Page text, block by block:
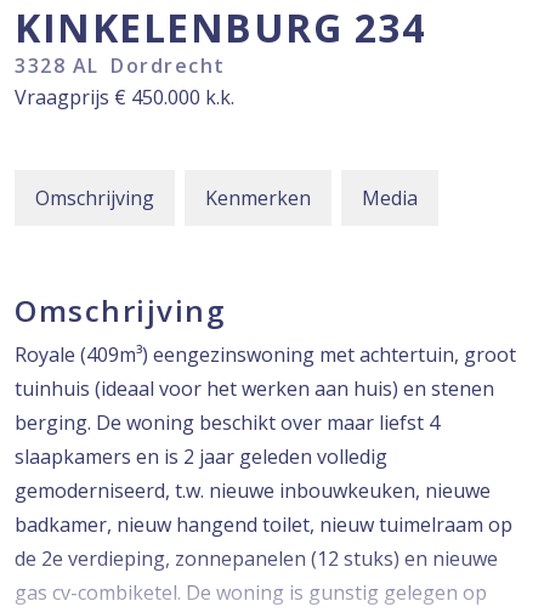
KINKELENBURG 234
3328 AL Dordrecht
Vraagprijs € 450.000 k.k.
Omschrijving Kenmerken Media
Omschrijving
Royale (409m³) eengezinswoning met achtertuin, groot
tuinhuis (ideaal voor het werken aan huis) en stenen
berging. De woning beschikt over maar liefst 4
slaapkamers en is 2 jaar geleden volledig
gemoderniseerd, t.w. nieuwe inbouwkeuken, nieuwe
badkamer, nieuw hangend toilet, nieuw tuimelraam op
de 2e verdieping, zonnepanelen (12 stuks) en nieuwe
gas cv-combiketel. De woning is gunstig gelegen op